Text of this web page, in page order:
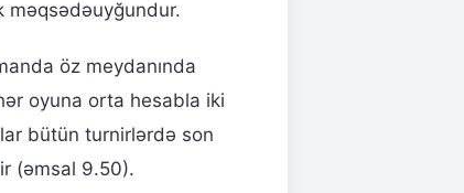
məqsədəuyğundur.
öz meydanında
oyuna orta hesabla iki
bütün turnirlərdə son
(əmsal 9.50).